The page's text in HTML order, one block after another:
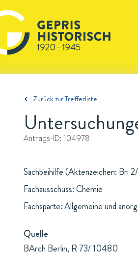
Zurück zur Trefferliste
Antrags-ID: 104978
Sachbeihilfe (Aktenzeichen: Bri
Fachausschuss: Chemie
Fachsparte: Allgemeine und
Quelle
BArch Berlin, R 73/ 10480